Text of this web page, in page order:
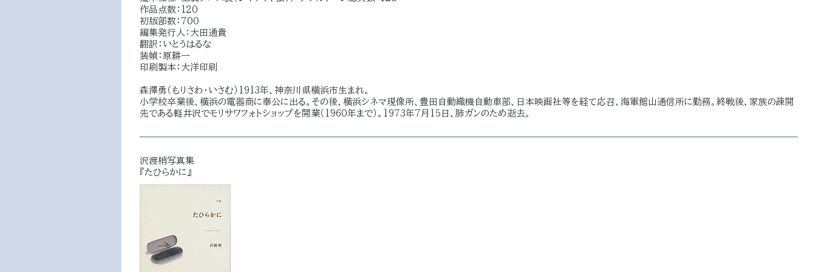
作品点数：120
初版部数：700
編集発行人：大田通貴
翻訳：いとうはるな
装幀：原耕一
印刷製本：大洋印刷
森澤勇（もりさわ・いさむ）1913年、神奈川県横浜市生まれ。
小学校卒業後、横浜の電器商に奉公に出る。その後、横浜シネマ現像所、豊田自動織機自動車部、日本映画社等を経て応召、海軍館山通信所に勤務。終戦後、家族の疎開
先である軽井沢でモリサワフォトショップを開業（1960年まで）。1973年7月15日、肺ガンのため逝去。
沢渡梢写真集
『たひらかに』